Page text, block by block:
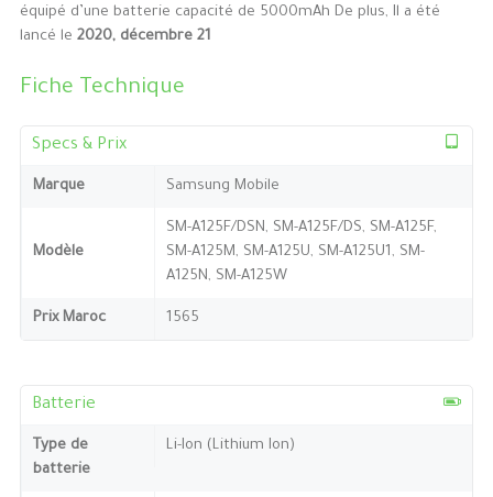
équipé d’une batterie capacité de 5000mAh De plus, Il a été
lancé le 2020, décembre 21
Fiche Technique
Specs & Prix
Marque Samsung Mobile
Modèle
SM-A125F/DSN, SM-A125F/DS, SM-A125F,
SM-A125M, SM-A125U, SM-A125U1, SM-
A125N, SM-A125W
Prix Maroc 1565
Batterie
Type de
batterie
Li-Ion (Lithium Ion)